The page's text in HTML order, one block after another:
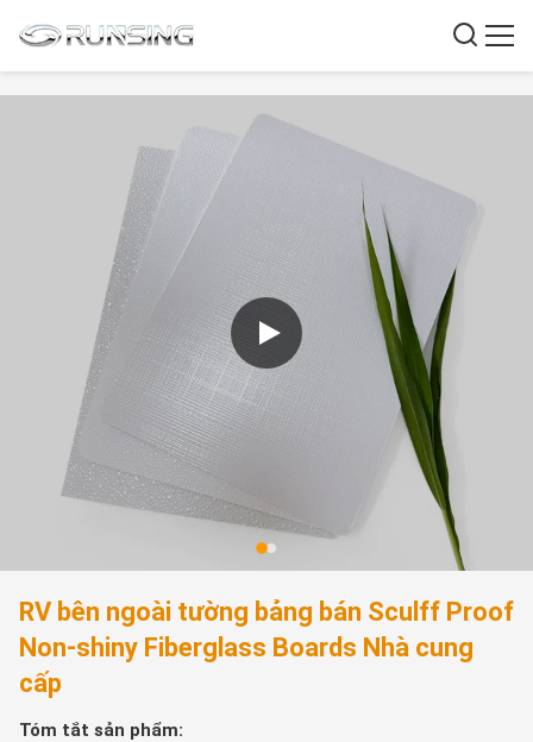
RV bên ngoài tường bảng bán Sculff Proof
Non-shiny Fiberglass Boards Nhà cung
cấp
Tóm tắt sản phẩm: